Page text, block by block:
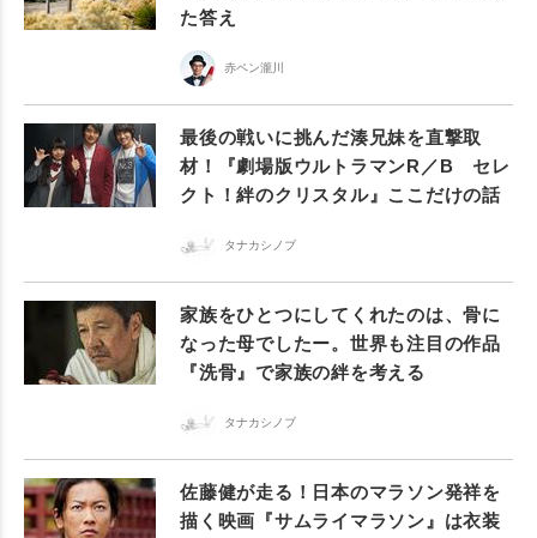
た答え
赤ペン瀧川
最後の戦いに挑んだ湊兄妹を直撃取
材！『劇場版ウルトラマンR／B セレ
クト！絆のクリスタル』ここだけの話
タナカシノブ
家族をひとつにしてくれたのは、骨に
なった母でしたー。世界も注目の作品
『洗骨』で家族の絆を考える
タナカシノブ
佐藤健が走る！日本のマラソン発祥を
描く映画『サムライマラソン』は衣装